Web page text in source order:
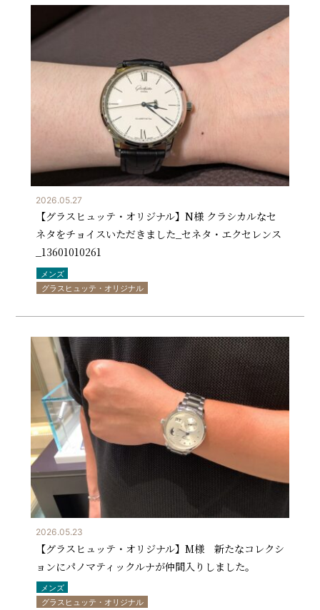
2026.05.27
【グラスヒュッテ・オリジナル】N様 クラシカルなセ
ネタをチョイスいただきました_セネタ・エクセレンス
_13601010261
メンズ
グラスヒュッテ・オリジナル
2026.05.23
【グラスヒュッテ・オリジナル】M様 新たなコレクシ
ョンにパノマティックルナが仲間入りしました。
メンズ
グラスヒュッテ・オリジナル